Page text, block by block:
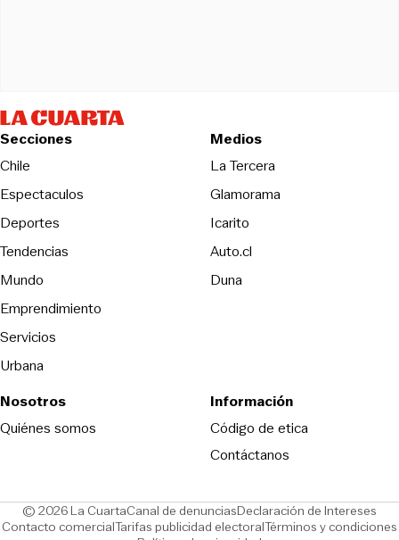
Secciones
Chile
Espectaculos
Deportes
Tendencias
Mundo
Emprendimiento
Servicios
Urbana
Medios
La TerceraOpens in new
Glamorama
Icarito
Auto.cl
DunaOpens in new window
Nosotros
Quiénes somos
Información
Código de eticaOpens in new
Contáctanos
© 2026 La CuartaCanal de denunciasOpens in new window
Declaración de Intereses
Contacto comercialOpens in new window
Tarifas publicidad electoralOpens in new window
Términos y condiciones